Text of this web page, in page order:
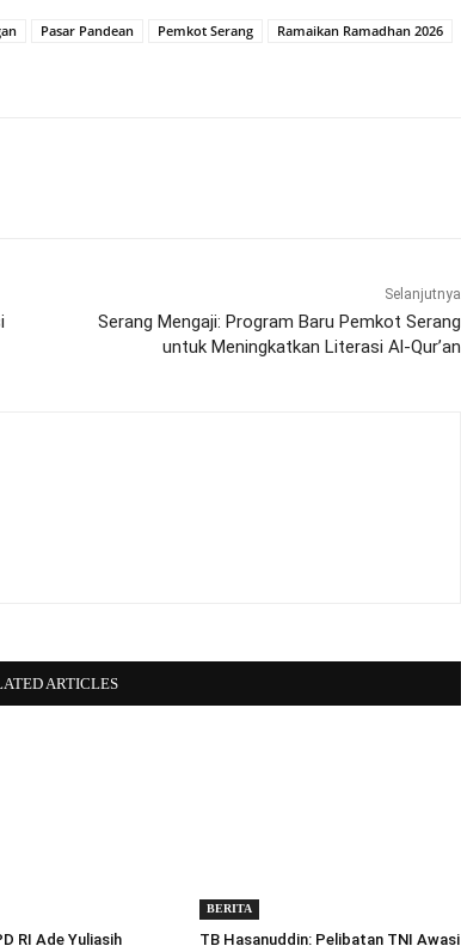
Pasar Pandean Pemkot Serang
Ramaikan Ramadhan 2026
Selanjutnya
Serang Mengaji: Program Baru Pemkot Serang
untuk Meningkatkan Literasi Al-Qur’an
ARTICLES
RI Ade Yuliasih
BERITA
TB Hasanuddin: Pelibatan TNI Awasi